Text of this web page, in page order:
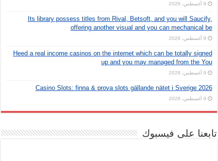
9 أغسطس، 2026
Its library possess titles from Rival, Betsoft, and you will Saucify,
offering another visual and you can mechanical be
9 أغسطس، 2026
Heed a real income casinos on the internet which can be totally signed
up and you may managed from the You
9 أغسطس، 2026
Casino Slots: finna & prova slots gällande nätet i Sverige 2026
9 أغسطس، 2026
تابعنا على فيسبوك